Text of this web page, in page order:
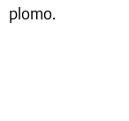
plomo.